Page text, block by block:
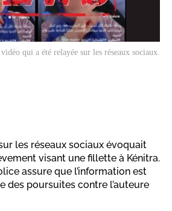
qui a été relayée sur les réseaux sociaux.
les réseaux sociaux évoquait
visant une fillette à Kénitra.
assure que l’information est
des poursuites contre l’auteure